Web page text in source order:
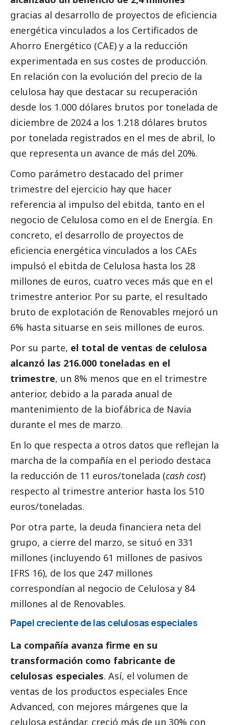
gracias al desarrollo de proyectos de eficiencia
energética vinculados a los Certificados de
Ahorro Energético (CAE) y a la reducción
experimentada en sus costes de producción.
En relación con la evolución del precio de la
celulosa hay que destacar su recuperación
desde los 1.000 dólares brutos por tonelada de
diciembre de 2024 a los 1.218 dólares brutos
por tonelada registrados en el mes de abril, lo
que representa un avance de más del 20%.
Como parámetro destacado del primer
trimestre del ejercicio hay que hacer
referencia al impulso del ebitda, tanto en el
negocio de Celulosa como en el de Energía. En
concreto, el desarrollo de proyectos de
eficiencia energética vinculados a los CAEs
impulsó el ebitda de Celulosa hasta los 28
millones de euros, cuatro veces más que en el
trimestre anterior. Por su parte, el resultado
bruto de explotación de Renovables mejoró un
6% hasta situarse en seis millones de euros.
Por su parte, el total de ventas de celulosa
alcanzó las 216.000 toneladas en el
trimestre, un 8% menos que en el trimestre
anterior, debido a la parada anual de
mantenimiento de la biofábrica de Navia
durante el mes de marzo.
En lo que respecta a otros datos que reflejan la
marcha de la compañía en el periodo destaca
la reducción de 11 euros/tonelada (cash cost)
respecto al trimestre anterior hasta los 510
euros/toneladas.
Por otra parte, la deuda financiera neta del
grupo, a cierre del marzo, se situó en 331
millones (incluyendo 61 millones de pasivos
IFRS 16), de los que 247 millones
correspondían al negocio de Celulosa y 84
millones al de Renovables.
Papel creciente de las celulosas especiales
La compañía avanza firme en su
transformación como fabricante de
celulosas especiales. Así, el volumen de
ventas de los productos especiales Ence
Advanced, con mejores márgenes que la
celulosa estándar, creció más de un 30% con